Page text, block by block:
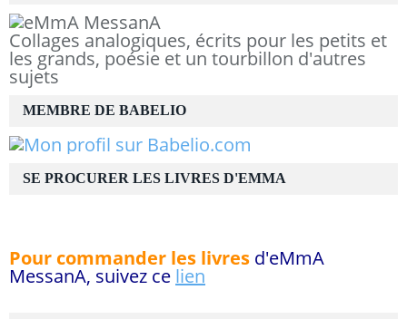
Collages analogiques, écrits pour les petits et
les grands, poésie et un tourbillon d'autres
sujets
MEMBRE DE BABELIO
SE PROCURER LES LIVRES D'EMMA
Pour commander les livres d'eMmA
MessanA, suivez ce lien